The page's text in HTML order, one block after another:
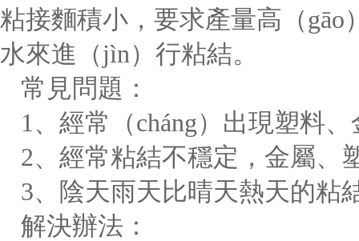
粘接麵積小，要求產量高（
水來進（jìn）行粘結。
常見問題：
1、經常（cháng）出現塑料
2、經常粘結不穩定，金屬、
3、陰天雨天比晴天熱天的粘
解決辦法：